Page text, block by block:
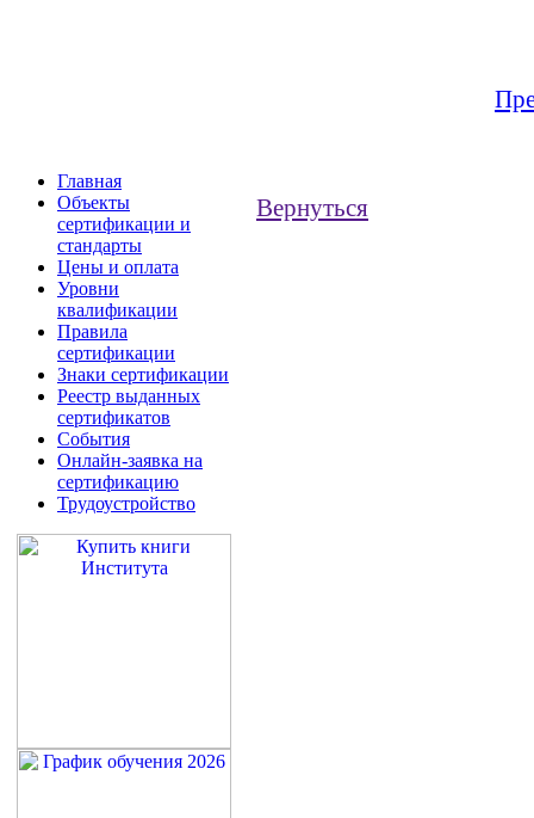
Главная
Объекты
сертификации и
стандарты
Цены и оплата
Уровни
квалификации
Правила
сертификации
Знаки сертификации
Реестр выданных
сертификатов
События
Онлайн-заявка на
сертификацию
Трудоустройство
Вернуться